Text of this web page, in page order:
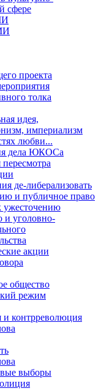
сфере
проекта
толка
идея,
империализм
любви...
дела ЮКОСа
де-либерализовать
и публичное право
и уголовно-
акции
общество
режим
и контрреволюция
выборы